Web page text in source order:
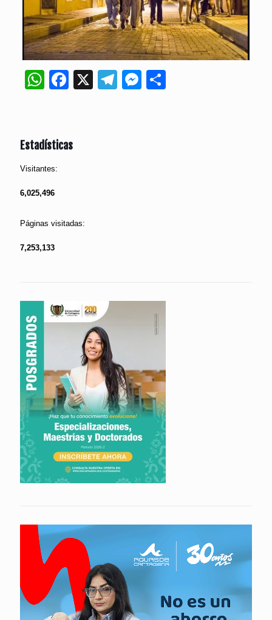
WhatsApp
Facebook
X Telegram
Messenger
Estadísticas
Visitantes:
6,025,496
Páginas visitadas:
7,253,133